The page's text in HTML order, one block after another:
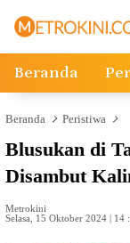
Beranda
Beranda Peristiwa
Blusukan di
Disambut
Metrokini
Selasa, 15 Oktober 2024 | 14